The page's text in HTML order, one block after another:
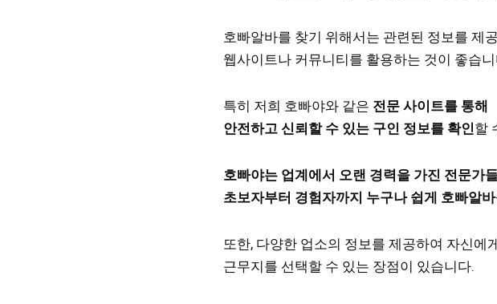
호빠알바를 찾기 위해서는 관련된 정보를 제
웹사이트나 커뮤니티를 활용하는 것이 좋습
특히 저희 호빠야와 같은 전문 사이트를 통해
안전하고 신뢰할 수 있는 구인 정보를 확인할
호빠야는 업계에서 오랜 경력을 가진 전문가
초보자부터 경험자까지 누구나 쉽게 호빠알
또한, 다양한 업소의 정보를 제공하여 자신에
근무지를 선택할 수 있는 장점이 있습니다.